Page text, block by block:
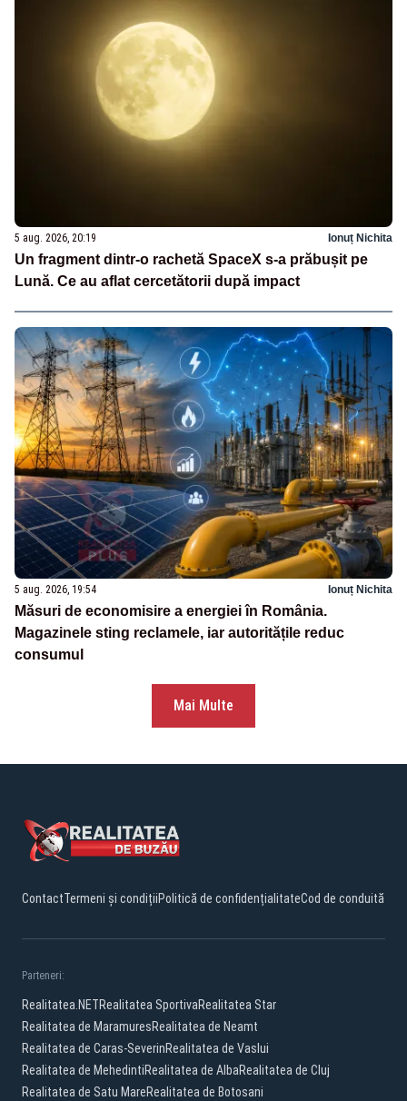
5 aug. 2026, 20:19 Ionuț Nichita
Un fragment dintr-o rachetă SpaceX s-a prăbușit pe
Lună. Ce au aflat cercetătorii după impact
5 aug. 2026, 19:54 Ionuț Nichita
Măsuri de economisire a energiei în România.
Magazinele sting reclamele, iar autoritățile reduc
consumul
Mai Multe
ContactTermeni și condițiiPolitică de confidențialitateCod de conduită
Parteneri:
Realitatea.NETRealitatea SportivaRealitatea Star
Realitatea de MaramuresRealitatea de Neamt
Realitatea de Caras-SeverinRealitatea de Vaslui
Realitatea de MehedintiRealitatea de AlbaRealitatea de Cluj
Realitatea de Satu MareRealitatea de Botosani